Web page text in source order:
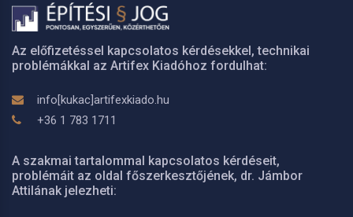
Az előfizetéssel kapcsolatos kérdésekkel, technikai
problémákkal az Artifex Kiadóhoz fordulhat:
info[kukac]artifexkiado.hu
+36 1 783 1711
A szakmai tartalommal kapcsolatos kérdéseit,
problémáit az oldal főszerkesztőjének, dr. Jámbor
Attilának jelezheti: